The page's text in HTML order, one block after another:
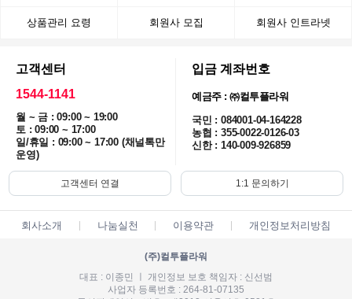
상품관리 요령 회원사 모집 회원사 인트라넷
고객센터
1544-1141
월 ~ 금 : 09:00 ~ 19:00
토 : 09:00 ~ 17:00
일/휴일 : 09:00 ~ 17:00 (채널톡만
운영)
입금 계좌번호
예금주 : ㈜컬투플라워
국민 : 084001-04-164228
농협 : 355-0022-0126-03
신한 : 140-009-926859
고객센터 연결 1:1 문의하기
회사소개 나눔실천 이용약관 개인정보처리방침
(주)컬투플라워
대표 : 이종민 ㅣ 개인정보 보호 책임자 : 신선범
사업자 등록번호 : 264-81-07135